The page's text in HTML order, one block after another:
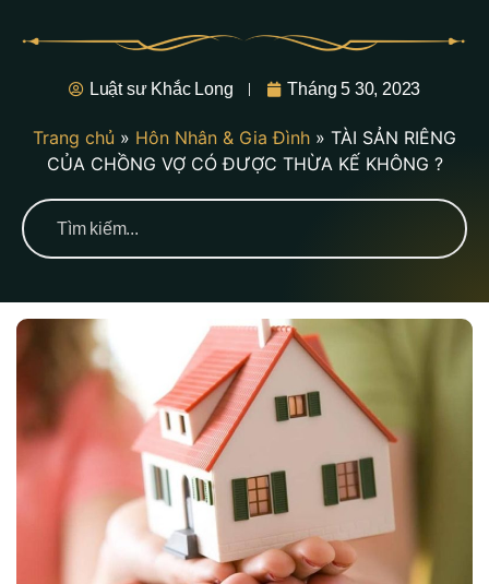
Luật sư Khắc Long Tháng 5 30, 2023
Trang chủ » Hôn Nhân & Gia Đình » TÀI SẢN RIÊNG
CỦA CHỒNG VỢ CÓ ĐƯỢC THỪA KẾ KHÔNG ?